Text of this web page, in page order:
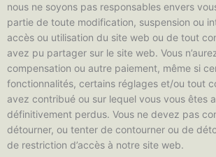
nous ne soyons pas responsables envers
partie de toute modification, suspension ou
accès ou utilisation du site web ou de tout
avez pu partager sur le site web. Vous
compensation ou autre paiement, même si
fonctionnalités, certains réglages et/ou tout
avez contribué ou sur lequel vous vous êtes
définitivement perdus. Vous ne devez pas
détourner, ou tenter de contourner ou de
de restriction d’accès à notre site web.